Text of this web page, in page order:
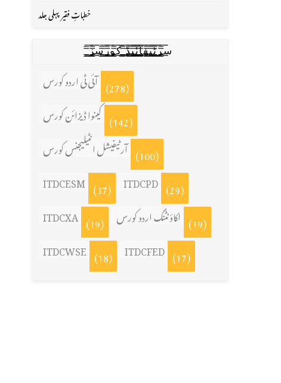
خطباتِ فقیر پہلی جلد
س̳̿͟͞ر̳̿͟͞ٹ̳̿͟͞ی̳̿͟͞ف̳̿͟͞ا̳̿͟͞ي̳̳̿ٔ̿͟͟͞͞ی̳̿͟͞ڈ̳̿͟͞ ̳̿͟͞ک̳̿͟͞و̳̿͟͞ر̳̿͟͞س̳̿͟͞ز̳̿͟͞
آئی ٹی اردو کورس (278)
کینوا ڈیزائن کورس (142)
آرٹیفیشل انٹیلیجنس کورس (100)
ITDCESM (37) ITDCPD (29)
ITDCXA (19) اکاؤنٹنگ اردو کورس (19)
ITDCWSE (18) ITDCFED (17)